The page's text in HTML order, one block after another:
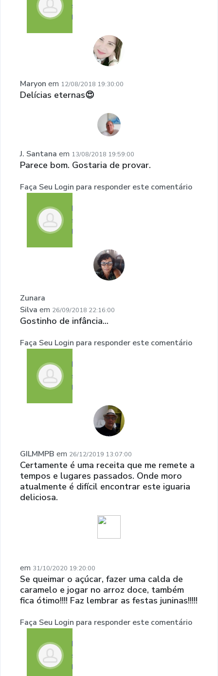
seu
login
Maryon em 12/08/2018 19:30:00
Delícias eternas😍
J. Santana em 13/08/2018 19:59:00
Parece bom. Gostaria de provar.
Faça Seu Login para responder este comentário
Faça
seu
login
Zunara
Silva em 26/09/2018 22:16:00
Gostinho de infância...
Faça Seu Login para responder este comentário
Faça
seu
login
GILMMPB em 26/12/2019 13:07:00
Certamente é uma receita que me remete a
tempos e lugares passados. Onde moro
atualmente é difícil encontrar este iguaria
deliciosa.
em 31/10/2020 19:20:00
Se queimar o açúcar, fazer uma calda de
caramelo e jogar no arroz doce, também
fica ótimo!!!! Faz lembrar as festas juninas!!!!!
Faça Seu Login para responder este comentário
Faça
seu
login